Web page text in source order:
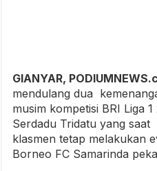
GIANYAR,
mendulang dua
musim kompetisi BRI Liga
Serdadu Tridatu yang saat
klasmen tetap melakukan
Borneo FC Samarinda